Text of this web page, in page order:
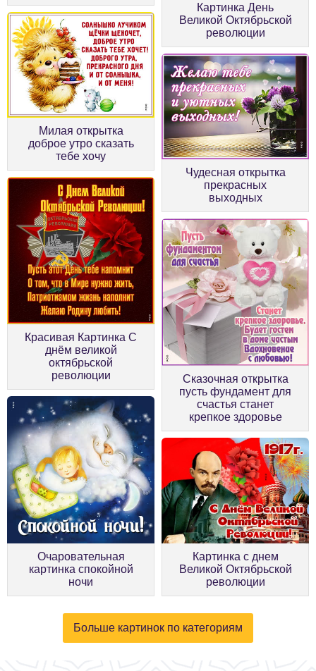
Картинка День
Великой Октябрьской
революции
Милая открытка
доброе утро сказать
тебе хочу
Чудесная открытка
прекрасных
выходных
Красивая Картинка С
днём великой
октябрьской
революции
Сказочная открытка
пусть фундамент для
счастья станет
крепкое здоровье
Очаровательная
картинка спокойной
ночи
Картинка с днем
Великой Октябрьской
революции
Больше картинок по категориям